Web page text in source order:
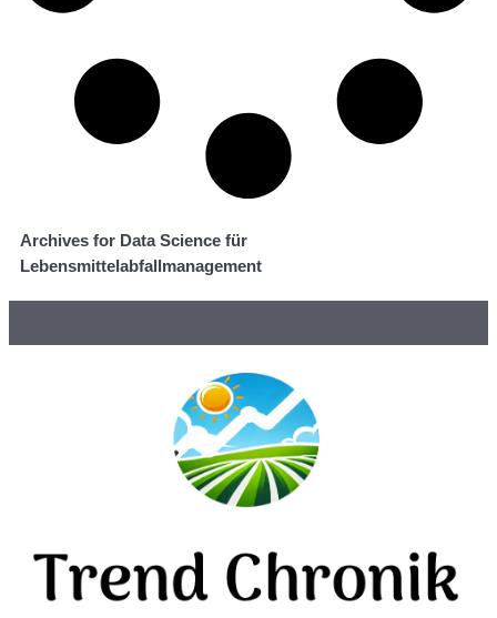
Archives for Data Science für
Lebensmittelabfallmanagement